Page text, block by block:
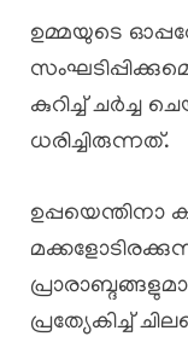
ഉമ്മയുടെ
കുറിച്ച് ചർച്ച
ധരിച്ചിരുന്നത്.
ഉപ്പയെന്തിനാ
പ്രത്യേകിച്ച്